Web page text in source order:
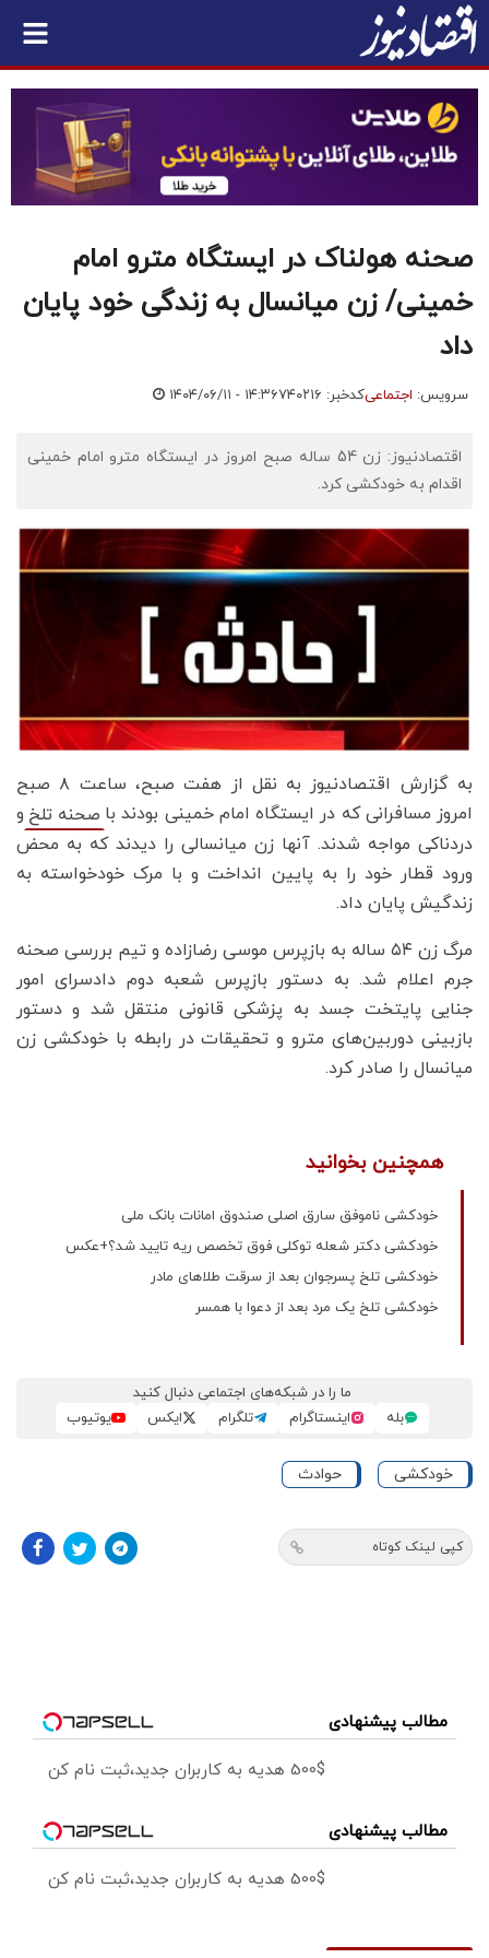
صحنه هولناک در ایستگاه مترو امام
خمینی/ زن میانسال به زندگی خود پایان
داد
سرویس: اجتماعیکدخبر: ۷۴۰۲۱۶ ۱۴۰۴/۰۶/۱۱ - ۱۴:۳۶
اقتصادنیوز: زن 54 ساله صبح امروز در ایستگاه مترو امام خمینی
اقدام به خودکشی کرد.
به گزارش اقتصادنیوز به نقل از هفت صبح، ساعت ۸ صبح
امروز مسافرانی که در ایستگاه امام خمینی بودند با صحنه تلخ و
دردناکی مواجه شدند. آنها زن میانسالی را دیدند که به محض
ورود قطار خود را به پایین انداخت و با مرک خودخواسته به
زندگیش پایان داد.
مرگ زن ۵۴ ساله به بازپرس موسی رضازاده و تیم بررسی صحنه
جرم اعلام شد. به دستور بازپرس شعبه دوم دادسرای امور
جنایی پایتخت جسد به پزشکی قانونی منتقل شد و دستور
بازبینی دوربین‌های مترو و تحقیقات در رابطه با خودکشی زن
میانسال را صادر کرد.
همچنین بخوانید
خودکشی ناموفق سارق اصلی صندوق امانات بانک ملی
خودکشی دکتر شعله توکلی فوق تخصص ریه تایید شد؟+عکس
خودکشی تلخ پسرجوان بعد از سرقت طلاهای مادر
خودکشی تلخ یک مرد بعد از دعوا با همسر‌
ما را در شبکه‌های اجتماعی دنبال کنید
بله
اینستاگرام تلگرام ایکس یوتیوب
خودکشی حوادث
کپی لینک کوتاه
مطالب پیشنهادی
500$ هدیه به کاربران جدید،ثبت نام کن
مطالب پیشنهادی
500$ هدیه به کاربران جدید،ثبت نام کن